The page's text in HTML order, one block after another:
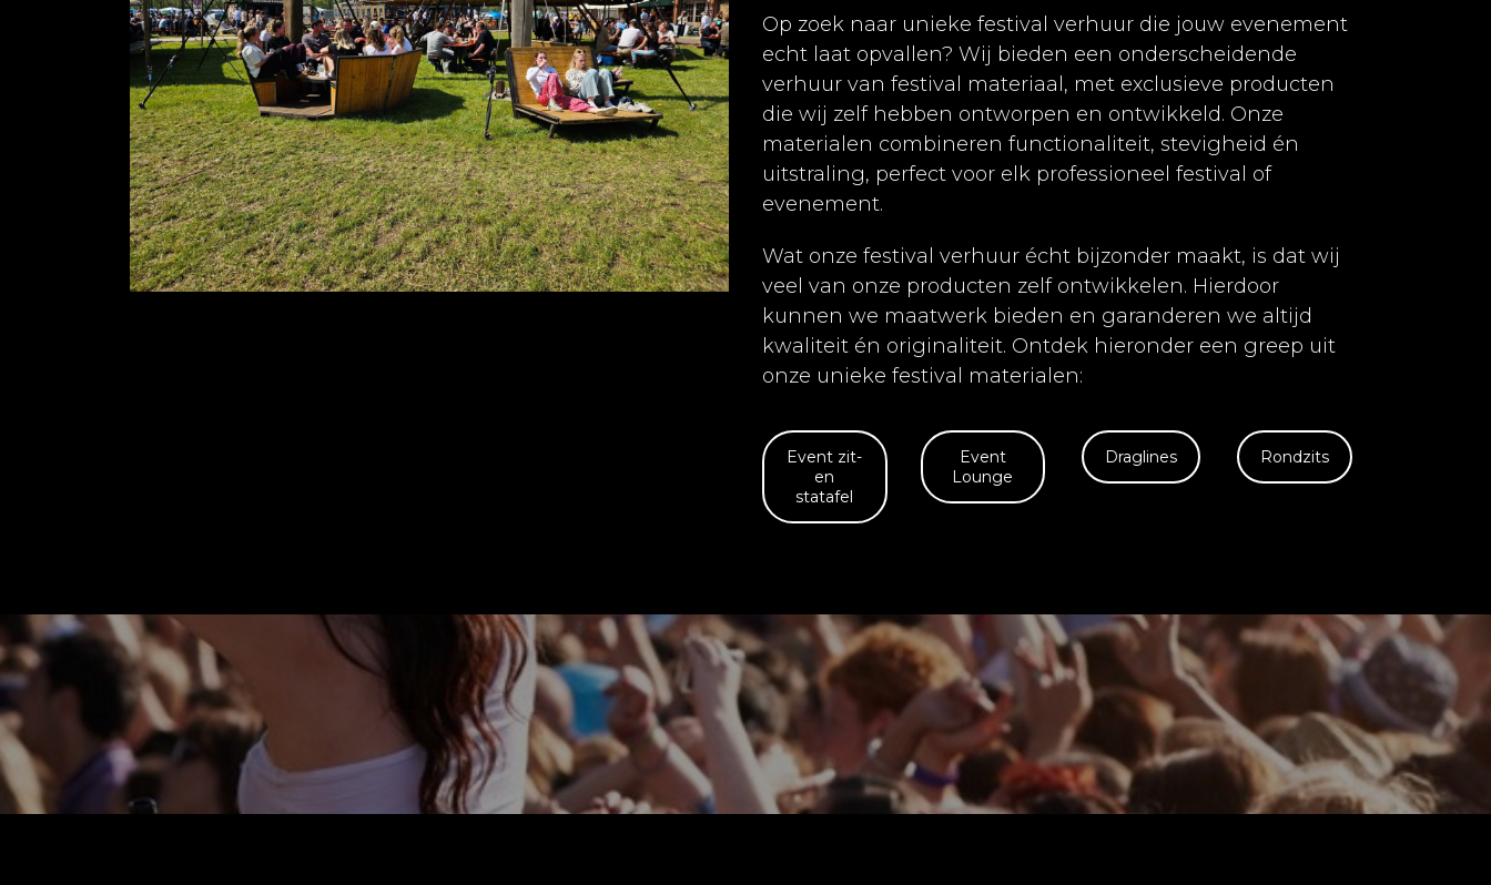
Op zoek naar unieke festival verhuur die jouw evenement
echt laat opvallen? Wij bieden een onderscheidende
verhuur van festival materiaal, met exclusieve producten
die wij zelf hebben ontworpen en ontwikkeld. Onze
materialen combineren functionaliteit, stevigheid én
uitstraling, perfect voor elk professioneel festival of
evenement.
Wat onze festival verhuur écht bijzonder maakt, is dat wij
veel van onze producten zelf ontwikkelen. Hierdoor
kunnen we maatwerk bieden en garanderen we altijd
kwaliteit én originaliteit. Ontdek hieronder een greep uit
onze unieke festival materialen:
Event zit-
en
statafel
Event
Lounge
Draglines Rondzits